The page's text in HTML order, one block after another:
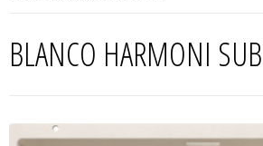
BLANCO HARMONI